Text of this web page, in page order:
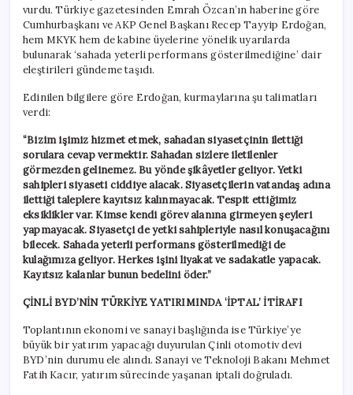
kalan
bedelini
öder
için
vurdu. Türkiye gazetesinden Emrah Özcan’ın haberine göre
Cumhurbaşkanı ve AKP Genel Başkanı Recep Tayyip Erdoğan,
hem MKYK hem de kabine üyelerine yönelik uyarılarda
bulunarak ‘sahada yeterli performans gösterilmediğine’ dair
eleştirileri gündeme taşıdı.
Edinilen bilgilere göre Erdoğan, kurmaylarına şu talimatları
verdi:
“Bizim işimiz hizmet etmek, sahadan siyasetçinin ilettiği
sorulara cevap vermektir. Sahadan sizlere iletilenler
görmezden gelinemez. Bu yönde şikâyetler geliyor. Yetki
sahipleri siyaseti ciddiye alacak. Siyasetçilerin vatandaş adına
ilettiği taleplere kayıtsız kalınmayacak. Tespit ettiğimiz
eksiklikler var. Kimse kendi görev alanına girmeyen şeyleri
yapmayacak. Siyasetçi de yetki sahipleriyle nasıl konuşacağını
bilecek. Sahada yeterli performans gösterilmediği de
kulağımıza geliyor. Herkes işini liyakat ve sadakatle yapacak.
Kayıtsız kalanlar bunun bedelini öder.”
ÇİNLİ BYD’NİN TÜRKİYE YATIRIMINDA ‘İPTAL’ İTİRAFI
Toplantının ekonomi ve sanayi başlığında ise Türkiye’ye
büyük bir yatırım yapacağı duyurulan Çinli otomotiv devi
BYD’nin durumu ele alındı. Sanayi ve Teknoloji Bakanı Mehmet
Fatih Kacır, yatırım sürecinde yaşanan iptali doğruladı.